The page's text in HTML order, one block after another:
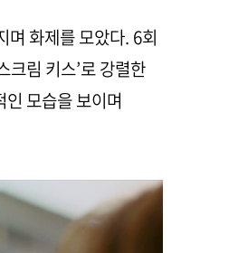
며 화제를 모았다. 6회
크림 키스’로 강렬한
모습을 보이며